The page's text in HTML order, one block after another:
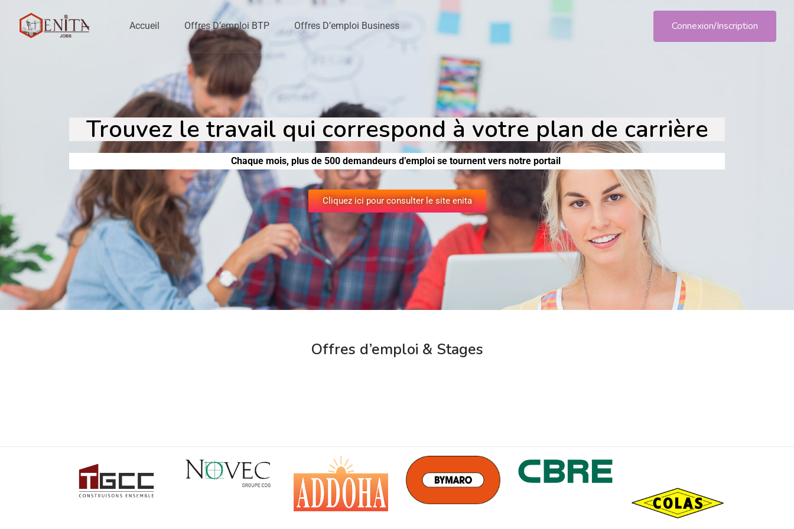
Accueil Offres D’emploi BTP Offres D’emploi Business Connexion/Inscription
Trouvez le travail qui correspond à votre plan de carrière
Chaque mois, plus de 500 demandeurs d’emploi se tournent vers notre portail
Cliquez ici pour consulter le site enita
Offres d’emploi & Stages